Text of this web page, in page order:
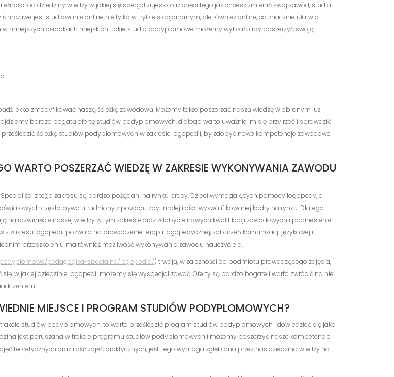
od dziedziny wiedzy w jakiej się specjalizujesz oraz chęci tego jak chcesz zmienić swój zawód, studia
jest studiowanie online nie tylko w trybie stacjonarnym, ale również online, co znacznie ułatwia
mniejszych ośrodkach miejskich. Jakie studia podyplomowe możemy wybrać, aby poszerzyć swoją
lekko zmodyfikować naszą ścieżkę zawodową. Możemy także poszerzać naszą wiedzę w obranym już
bardzo bogatą ofertę studiów podyplomowych, dlatego warto uważnie im się przyjrzeć i sprawdzić
ścieżkę studiów podyplomowych w zakresie logopedii, by zdobyć nowe kompetencje zawodowe
WARTO POSZERZAĆ WIEDZĘ W ZAKRESIE WYKONYWANIA ZAWODU
z tego zakresu są bardzo pożądani na rynku pracy. Dzieci wymagających pomocy logopedy, a
często bywa utrudniony z powodu zbyt małej ilości wykwalifikowanej kadry na rynku. Dlatego
rozwinięcie naszej wiedzy w tym zakresie oraz zdobycie nowych kwalifikacji zawodowych i podniesienie
zakresu logopedii pozwala na prowadzenie terapii logopedycznej, zaburzeń komunikacji językowej i
przeszkoleniu ma również możliwość wykonywania zawodu nauczyciela.
pedagogika-specjalna/logopedia/) trwają, w zależności od podmiotu prowadzącego zajęcia,
w jakiej dziedzinie logopedii możemy się wyspecjalizować. Oferty są bardzo bogate i warto zwrócić na nie
MIEJSCE I PROGRAM STUDIÓW PODYPLOMOWYCH?
studiów podyplomowych, to warto prześledzić program studiów podyplomowych i dowiedzieć się jaka
jest poruszana w trakcie programu studiów podyplomowych i możemy poszerzyć nasze kompetencje
teoretycznych oraz ilość zajęć praktycznych, jeśli tego wymaga zgłębiana przez nas dziedzina wiedzy na